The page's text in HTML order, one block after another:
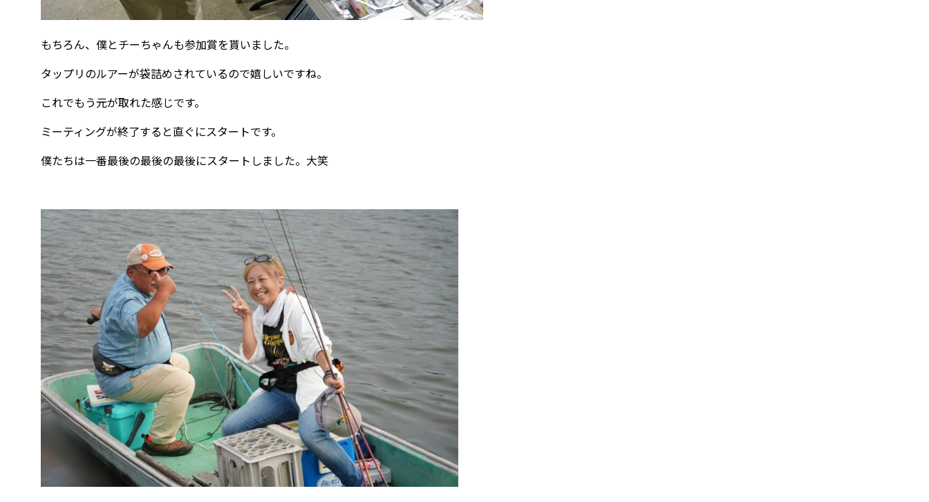
もちろん、僕とチーちゃんも参加賞を貰いました。
タップリのルアーが袋詰めされているので嬉しいですね。
これでもう元が取れた感じです。
ミーティングが終了すると直ぐにスタートです。
僕たちは一番最後の最後の最後にスタートしました。大笑